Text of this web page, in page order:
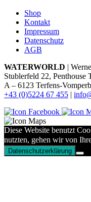
Shop
Kontakt
Impressum
Datenschutz
AGB
WATERWORLD |
Stublerfeld 22, Penthouse
A – 6123 Terfens-
+43 (0)5224 67 455 |
Diese Website benutzt
nutzten, gehen wir von
Datenschutzerklärung